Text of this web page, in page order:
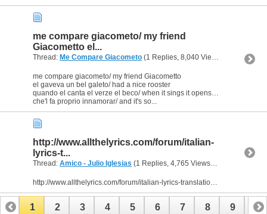
me compare giacometo/ my friend
Giacometto el...
Thread: Me Compare Giacometo (1 Replies, 8,040 Views) by Ligeia
me compare giacometo/ my friend Giacometto
el gaveva un bel galeto/ had a nice rooster
quando el canta el verze el beco/ when it sings it opens its beak
che'l fa proprio innamorar/ and it's so...
http://www.allthelyrics.com/forum/italian-
lyrics-t...
Thread: Amico - Julio Iglesias (1 Replies, 4,765 Views) by
http://www.allthelyrics.com/forum/italian-lyrics-translation/86979-amico-julio-iglesias.html
1 2 3 4 5 6 7 8 9 10